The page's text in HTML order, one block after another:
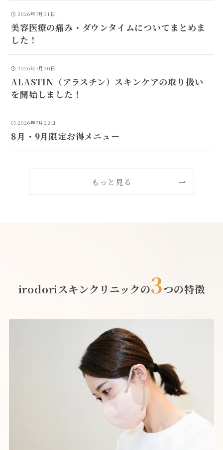
2026年7月31日
美容医療の痛み・ダウンタイムについてまとめま
した！
2026年7月30日
ALASTIN（アラスチン）スキンケアの取り扱い
を開始しました！
2026年7月22日
8月・9月限定お得メニュー
もっと見る
irodoriスキンクリニックの3つの特徴